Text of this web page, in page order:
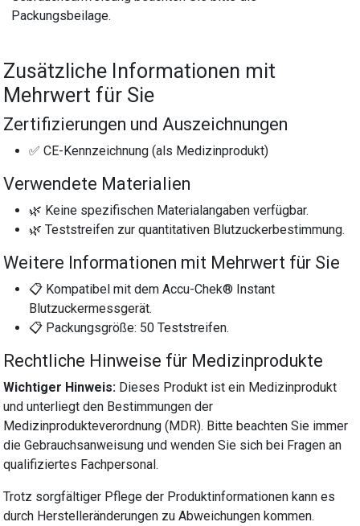
Packungsbeilage.
Zusätzliche Informationen mit
Mehrwert für Sie
Zertifizierungen und Auszeichnungen
✅ CE-Kennzeichnung (als Medizinprodukt)
Verwendete Materialien
🌿 Keine spezifischen Materialangaben verfügbar.
🌿 Teststreifen zur quantitativen Blutzuckerbestimmung.
Weitere Informationen mit Mehrwert für Sie
📋 Kompatibel mit dem Accu-Chek® Instant
Blutzuckermessgerät.
📋 Packungsgröße: 50 Teststreifen.
Rechtliche Hinweise für Medizinprodukte
Wichtiger Hinweis: Dieses Produkt ist ein Medizinprodukt
und unterliegt den Bestimmungen der
Medizinprodukteverordnung (MDR). Bitte beachten Sie immer
die Gebrauchsanweisung und wenden Sie sich bei Fragen an
qualifiziertes Fachpersonal.
Trotz sorgfältiger Pflege der Produktinformationen kann es
durch Herstelleränderungen zu Abweichungen kommen.